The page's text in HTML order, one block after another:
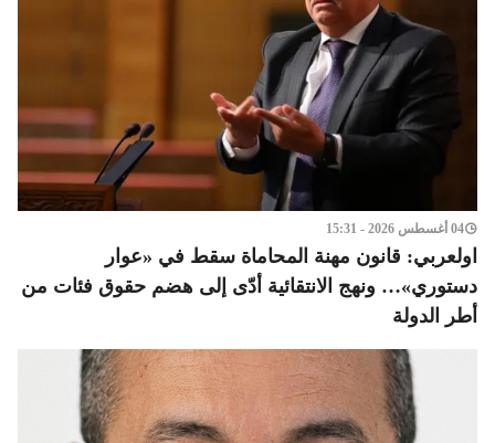
04 أغسطس 2026 - 15:31
اولعربي: قانون مهنة المحاماة سقط في «عوار
دستوري»… ونهج الانتقائية أدّى إلى هضم حقوق فئات من
أطر الدولة